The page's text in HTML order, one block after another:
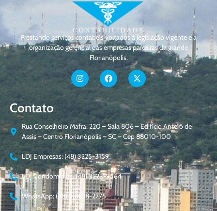
Prestando serviços contábeis voltados à legislação vigente e à
organização gerencial das empresas parceiras da grande
Florianópolis.
Contato
Rua Conselheiro Mafra, 220 – Sala 806 – Edifício Antero de
Assis – Centro Florianópolis – SC – Cep 88010-100
LDJ Empresas: (48) 3225-3159
LDJ Condomínios: (48) 3223-9564
WhatsApp: (48) 98408-2775